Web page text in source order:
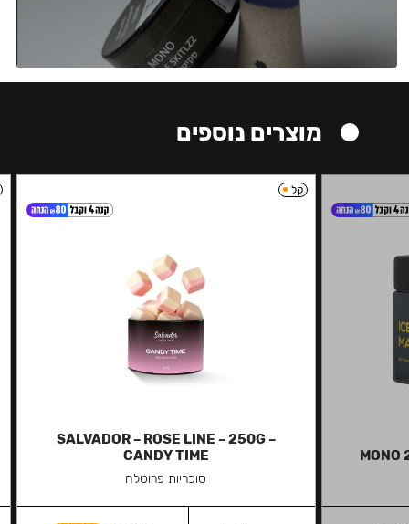
מוצרים נוספים
MONO
קל
SALVADOR – ROSE LINE – 250G –
CANDY TIME
סוכריות פרוטלה